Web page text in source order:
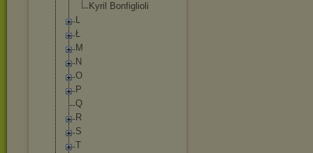
Kyril Bonfiglioli
L
Ł
M
N
O
P
Q
R
S
T